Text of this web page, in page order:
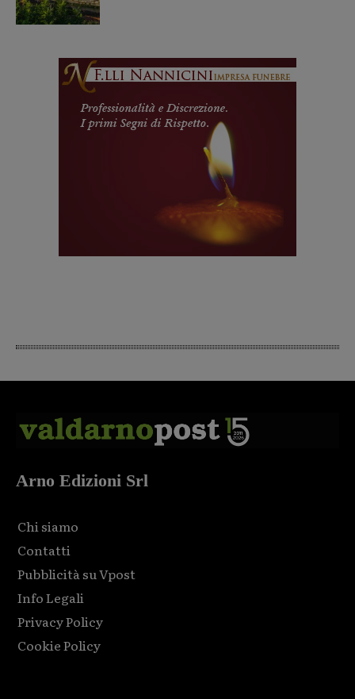
Arno Edizioni Srl
Chi siamo
Contatti
Pubblicità su Vpost
Info Legali
Privacy Policy
Cookie Policy